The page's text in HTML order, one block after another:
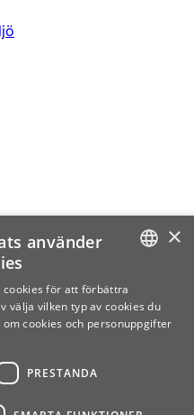
SWEDISH
×
använder
cookies för att förbättra
välja vilken typ av cookies du
om cookies och personuppgifter
PRESTANDA